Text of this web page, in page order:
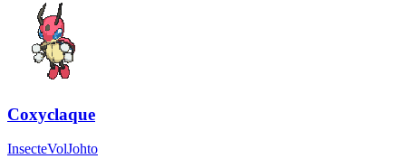
Coxyclaque
InsecteVolJohto